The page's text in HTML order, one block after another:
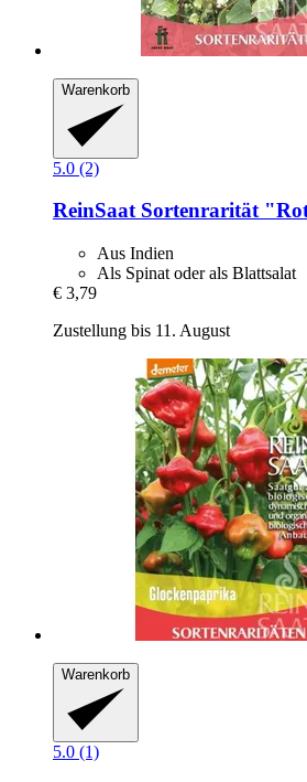
Warenkorb
5.0 (2)
ReinSaatSortenrarität
Aus Indien
Als Spinat oder als Blattsalat
€ 3,79
Zustellung bis 11. August
Warenkorb
5.0 (1)